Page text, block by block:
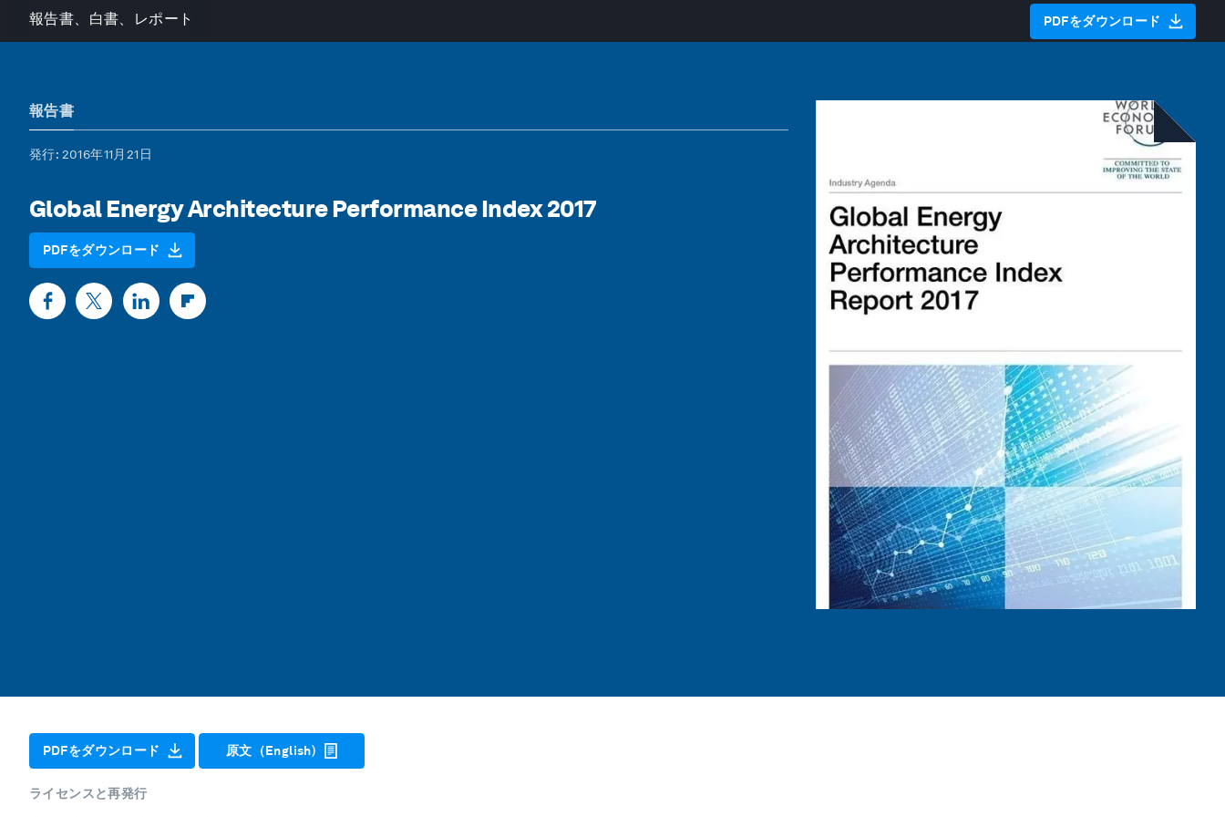
報告書、白書、レポート PDFをダウンロード
報告書
発行: 2016年11月21日
Global Energy Architecture Performance Index 2017
PDFをダウンロード
PDFをダウンロード 原文（English)
ライセンスと再発行